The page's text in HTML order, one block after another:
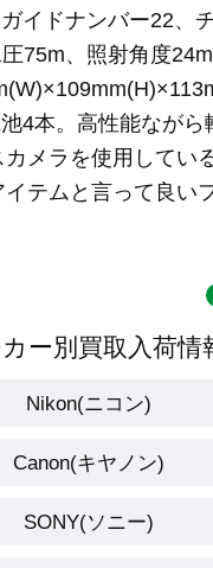
イドナンバー22、
75m、照射角度
4本。高性能ながら
カメラを使用してい
テムと言って良い
カー別買取入荷情
Nikon(ニコン)
Canon(キヤノン)
SONY(ソニー)